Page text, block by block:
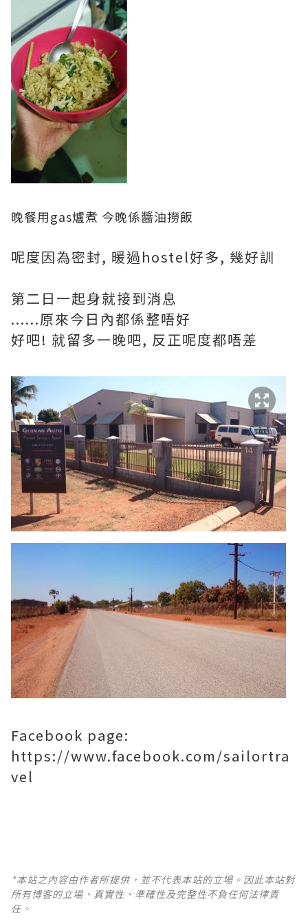
晚餐用gas爐煮 今晚係醬油撈飯
呢度因為密封, 暖過hostel好多, 幾好訓
第二日一起身就接到消息
......原來今日內都係整唔好
好吧! 就留多一晚吧, 反正呢度都唔差
Facebook page:
https://www.facebook.com/sailortra
vel
*本站之內容由作者所提供，並不代表本站的立場。因此本站對
所有博客的立場、真實性、準確性及完整性不負任何法律責
任。